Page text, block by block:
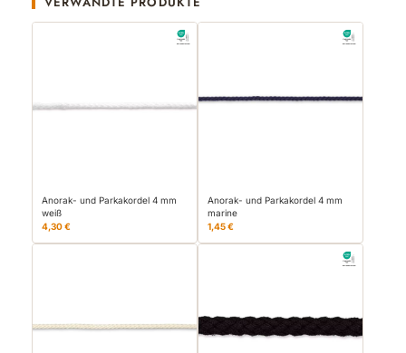
Anorak- und Parkakordel 4 mm
weiß
4,30 €
Anorak- und Parkakordel 4 mm
marine
1,45 €